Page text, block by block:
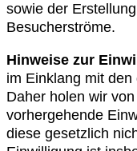
sowie der
Besucherströme.
Hinweise zur
im Einklang mit
Daher holen wir
vorhergehende
diese gesetzlich